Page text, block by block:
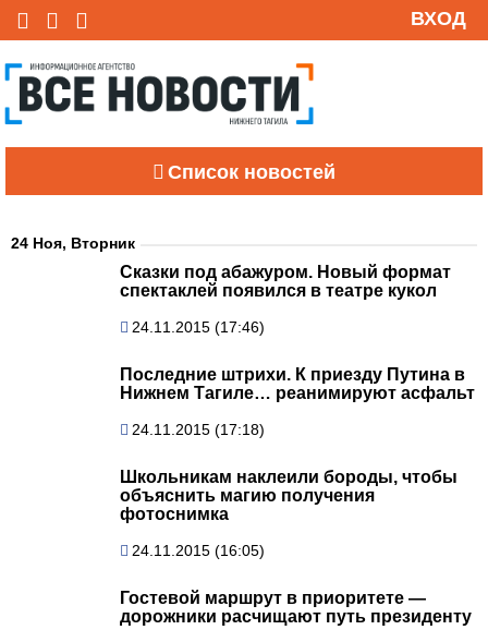
ВХОД
Список новостей
24 Ноя, Вторник
Сказки под абажуром. Новый формат
спектаклей появился в театре кукол
24.11.2015 (17:46)
Последние штрихи. К приезду Путина в
Нижнем Тагиле… реанимируют асфальт
24.11.2015 (17:18)
Школьникам наклеили бороды, чтобы
объяснить магию получения
фотоснимка
24.11.2015 (16:05)
Гостевой маршрут в приоритете —
дорожники расчищают путь президенту